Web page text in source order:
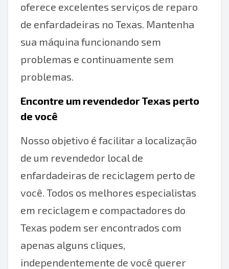
oferece excelentes serviços de reparo
de enfardadeiras no Texas. Mantenha
sua máquina funcionando sem
problemas e continuamente sem
problemas.
Encontre um revendedor Texas perto
de você
Nosso objetivo é facilitar a localização
de um revendedor local de
enfardadeiras de reciclagem perto de
você. Todos os melhores especialistas
em reciclagem e compactadores do
Texas podem ser encontrados com
apenas alguns cliques,
independentemente de você querer